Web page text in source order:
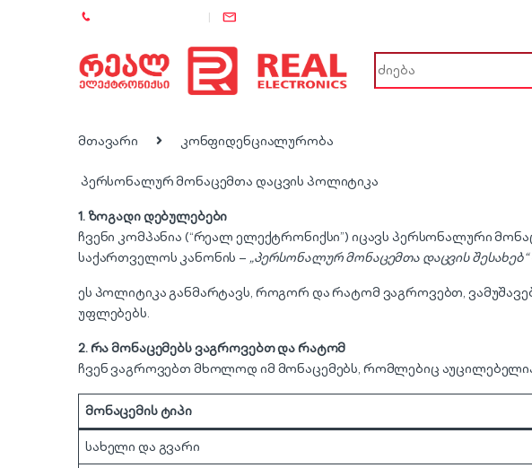
Search for:
მთავარი კონფიდენციალურობა
პერსონალურ მონაცემთა დაცვის პოლიტიკა
1.ზოგადიდებულებები
ჩვენი კომპანია (“რეალ ელექტრონიქსი”) იცავს პერსონალური
საქართველოს კანონის – „პერსონალურმონაცემთა დაცვისშესახებ“
ეს პოლიტიკა განმარტავს, როგორ და რატომ ვაგროვებთ,
უფლებებს.
2.რამონაცემებსვაგროვებთდარატომ
ჩვენ ვაგროვებთ მხოლოდ იმ მონაცემებს, რომლებიც
მონაცემისტიპი
სახელი და გვარი